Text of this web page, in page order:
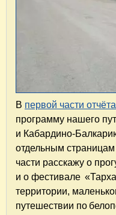
В первой части отчёта
программу нашего
и Кабардино-
отдельным
части расскажу о
и о фестивале
территории,
путешествии по